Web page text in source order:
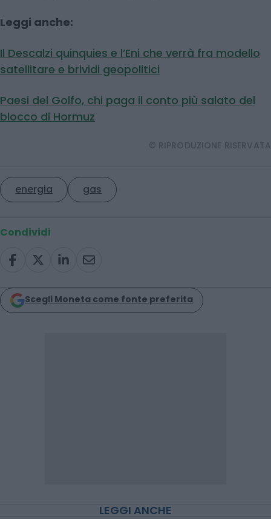
Leggi anche:
Il Descalzi quinquies e l’Eni che verrà fra modello
satellitare e brividi geopolitici
Paesi del Golfo, chi paga il conto più salato del
blocco di Hormuz
© RIPRODUZIONE RISERVATA
energia gas
Condividi
Scegli Moneta come fonte preferita
LEGGI ANCHE